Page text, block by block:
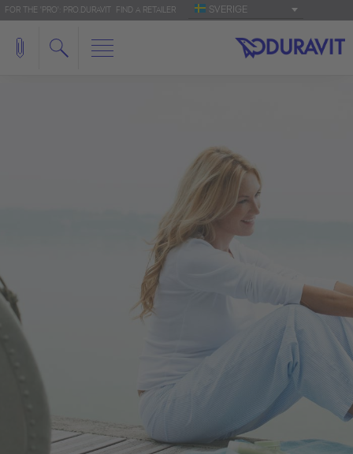
FOR THE 'PRO': PRO.DURAVIT FIND A RETAILER SVERIGE